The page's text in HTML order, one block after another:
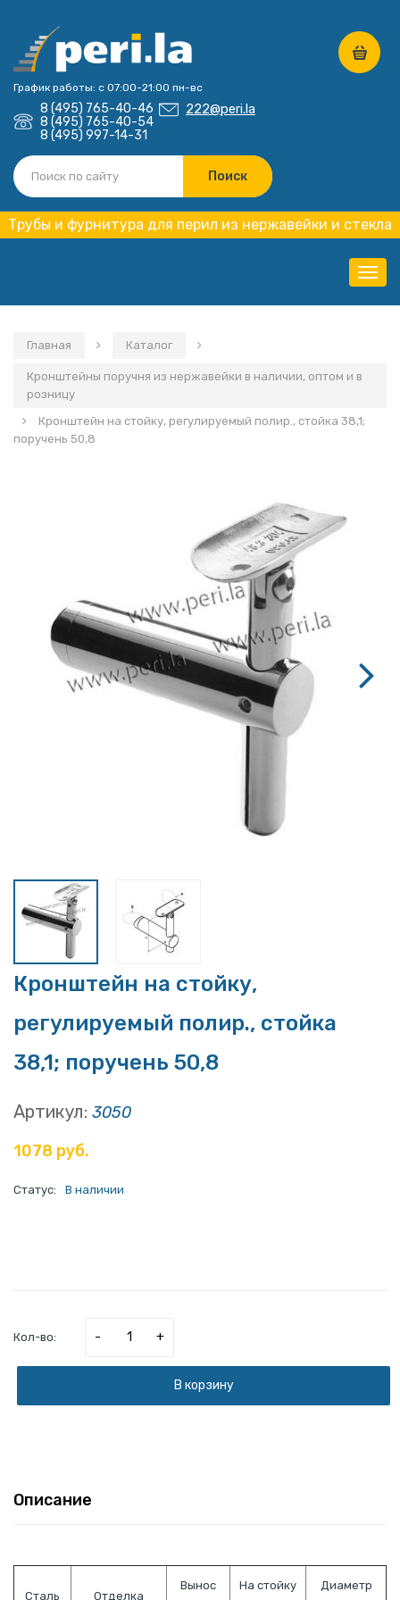
График работы: с 07:00-21:00 пн-вс
8 (495) 765-40-46
8 (495) 765-40-54
8 (495) 997-14-31
222@peri.la
Трубы и фурнитура для перил из нержавейки и стекла
Главная Каталог
Кронштейны поручня из нержавейки в наличии, оптом и в
розницу
Кронштейн на стойку, регулируемый полир., стойка 38,1;
поручень 50,8
Кронштейн на стойку,
регулируемый полир., стойка
38,1; поручень 50,8
Артикул: 3050
1078 руб.
Статус: В наличии
Кол-во: - +
В корзину
Описание
Сталь Отделка
Вынос
На стойку
Диаметр